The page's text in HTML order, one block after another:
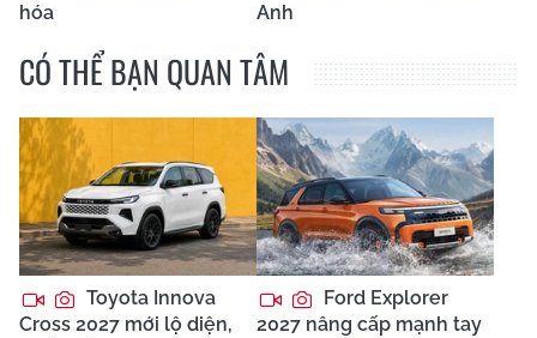
hóa
Anh
CÓ THỂ BẠN QUAN TÂM
Toyota Innova
Cross 2027 mới lộ diện,
Ford Explorer
2027 nâng cấp mạnh tay